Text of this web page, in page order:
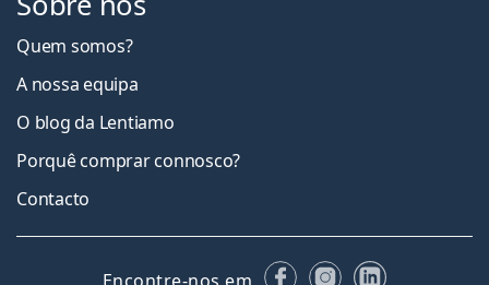
Quem somos?
A nossa equipa
O blog da Lentiamo
Porquê comprar connosco?
Contacto
FacebookInstagram
LinkedIn